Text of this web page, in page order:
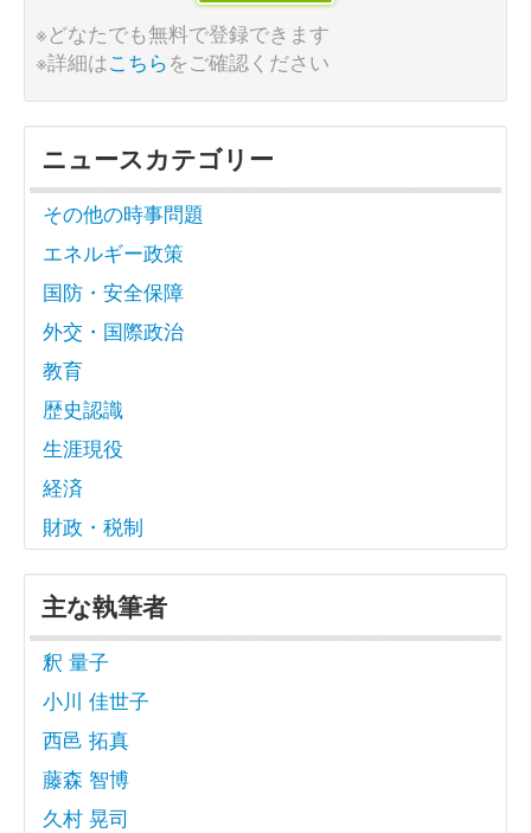
※どなたでも無料で登録できます
※詳細はこちらをご確認ください
ニュースカテゴリー
その他の時事問題
エネルギー政策
国防・安全保障
外交・国際政治
教育
歴史認識
生涯現役
経済
財政・税制
主な執筆者
釈 量子
小川 佳世子
西邑 拓真
藤森 智博
久村 晃司